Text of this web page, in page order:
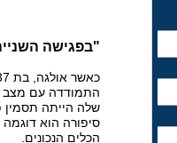
"בפגישה
התמודדה עם מצב
שלה הייתה תסמין
סיפורה הוא
הכלים הנכונים.